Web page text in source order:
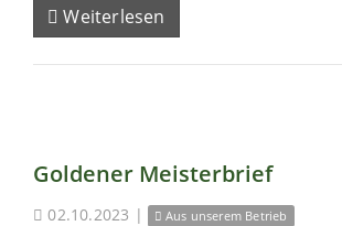
Weiterlesen
Goldener Meisterbrief
02.10.2023 | Aus unserem Betrieb